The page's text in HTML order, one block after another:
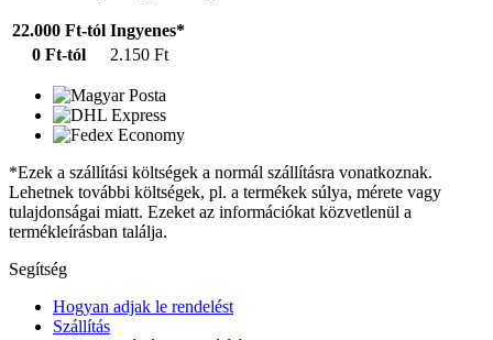
22.000 Ft-tól Ingyenes*
0 Ft-tól
2.150 Ft
*Ezek a szállítási költségek a normál szállításra vonatkoznak.
Lehetnek további költségek, pl. a termékek súlya, mérete vagy
tulajdonságai miatt. Ezeket az információkat közvetlenül a
termékleírásban találja.
Segítség
Hogyan adjak le rendelést
Szállítás